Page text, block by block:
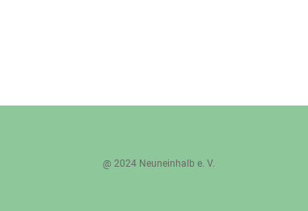
@ 2024 Neuneinhalb e. V.